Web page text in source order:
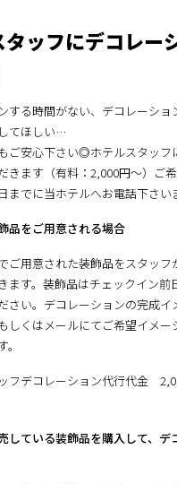
ッフにデコレー
する時間がない、デコレーショ
てほしい…
ご安心下さい◎ホテルスタッフ
きます（有料：2,000円～）ご
までに当ホテルへお電話下さい
品をご用意される場合
ご用意された装飾品をスタッフ
ます。装飾品はチェックイン前
さい。デコレーションの完成イ
しくはメールにてご希望イメー
フデコレーション代行代金
している装飾品を購入して、デ